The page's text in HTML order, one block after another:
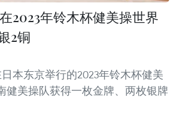
2023年铃木杯健美操世界
2铜
本东京举行的2023年铃木杯健美
健美操队获得一枚金牌、两枚银牌